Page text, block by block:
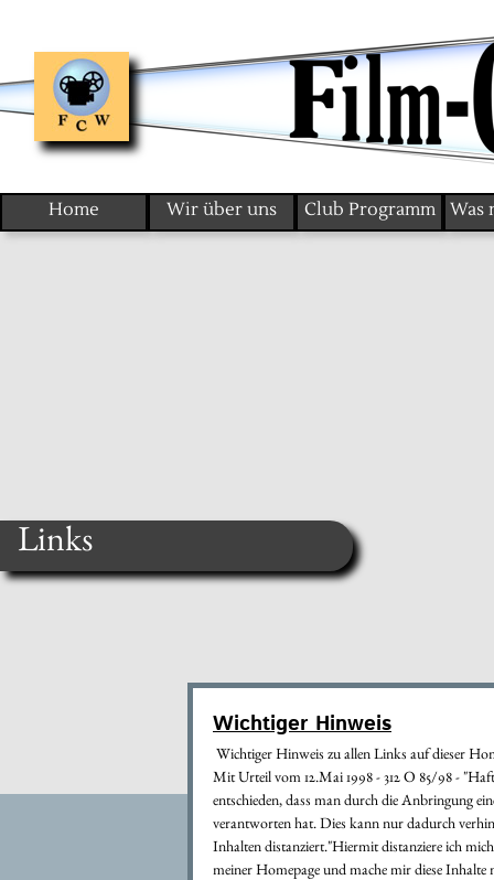
Home Wir über uns Club Programm Was
Links
Wichtiger Hinweis
Wichtiger Hinweis zu allen Links auf dieser
Mit Urteil vom 12.Mai 1998 - 312 O 85/98 -
entschieden, dass man durch die Anbringung
verantworten hat. Dies kann nur dadurch
Inhalten distanziert."Hiermit distanziere ich
meiner Homepage und mache mir diese